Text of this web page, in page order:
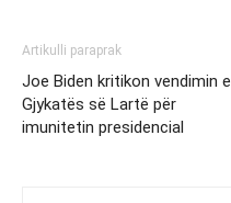
Artikulli paraprak
Joe Biden kritikon vendimin e
Gjykatës së Lartë për
imunitetin presidencial